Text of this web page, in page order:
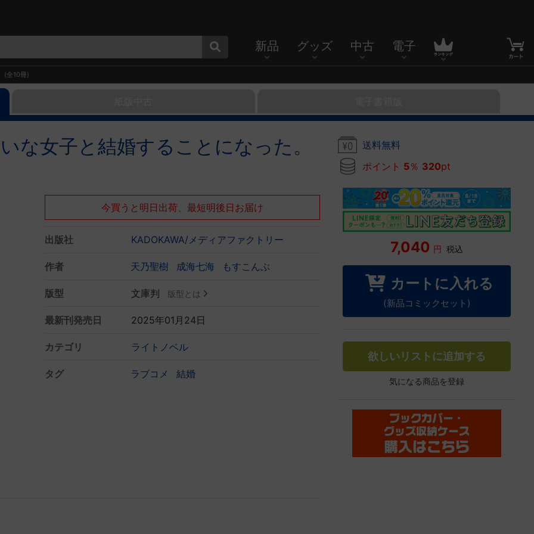
新品 グッズ 中古 電子
(全10冊)
な女子と結婚することになった。
今買うと明日出荷、最短明後日お届け
出版社 KADOKAWA/メディアファクトリー
作者 天乃聖樹 成海七海 もすこんぶ
版型 文庫判 版型とは
最新刊発売日 2025年01月24日
カテゴリ ライトノベル
タグ ラブコメ 結婚
送料無料
ポイント 5％ 320pt
7,040 円 税込
カートに入れる
(新品コミックセット)
欲しいリストに追加する
気になる商品を登録